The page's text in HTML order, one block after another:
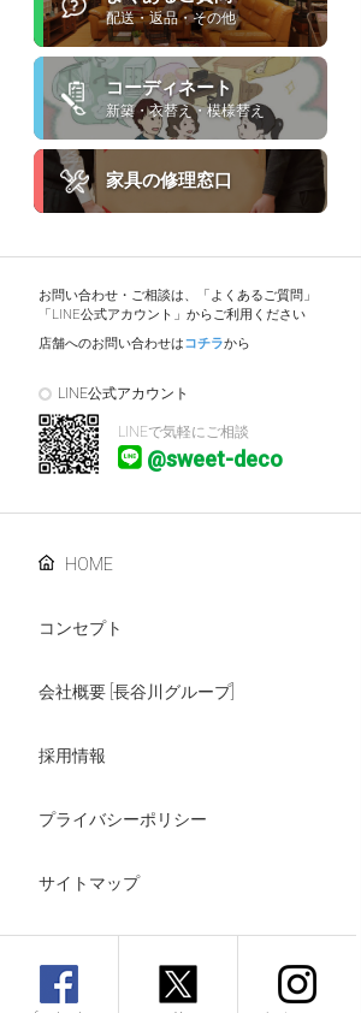
配送・返品・その他
コーディネート
新築・衣替え・模様替え
家具の修理窓口
お問い合わせ・ご相談は、「よくあるご質問」
「LINE公式アカウント」からご利用ください
店舗へのお問い合わせはコチラから
LINE公式アカウント
LINEで気軽にご相談
@sweet-deco
HOME
コンセプト
会社概要 [長谷川グループ]
採用情報
プライバシーポリシー
サイトマップ